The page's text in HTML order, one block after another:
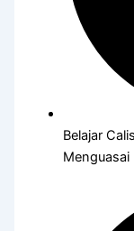
Belajar
Menguasai